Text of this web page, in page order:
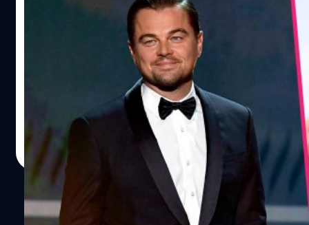
ผู้กำกับ ‘Squid Game’ เผย อยากชวน
Leonardo DiCaprio แฟนตัวยงซีรีส์มาร่วม
ฮวังดงฮยอก (Hwang Dong-hyuk) ผู้กำกับซีรีส์ 'Squid
Game' ของ Netflix เผย อยากให้ ลีโอนาร์โด ดิแคพรีโอ
(Leonardo DiCaprio) มาเล่นเกมในซีซัน 3
ประภาส อยู่เย็น | 1422 days ago
Read More